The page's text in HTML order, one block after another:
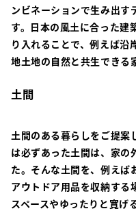
ンビネーションで生み出す
す。日本の風土に合った建
り入れることで、例えば沿
地土地の自然と共生できる
土間
土間のある暮らしをご提案
は必ずあった土間は、家の
た。そんな土間を、例えば
アウトドア用品を収納する
スペースやゆったりと寛げ